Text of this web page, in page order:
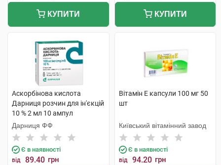
КУПИТИ КУПИТИ
Аскорбінова кислота
Дарниця розчин для ін'єкцій
10 % 2 мл 10 ампул
Дарниця ФФ
Є в наявності
від 89.40 грн
Вітамін E капсули 100 мг 50
шт
Київський вітамінний завод
Є в наявності
від 94.20 грн